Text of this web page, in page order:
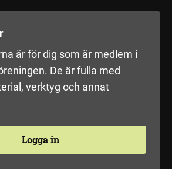
är för dig som är medlem i
De är fulla med
verktyg och annat
Logga in